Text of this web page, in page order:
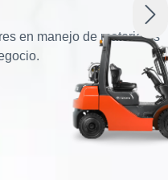
en manejo de materiales